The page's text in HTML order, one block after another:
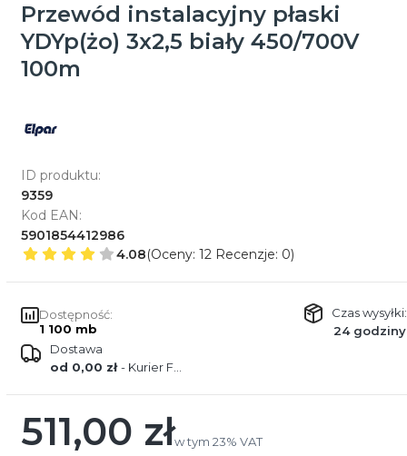
Przewód instalacyjny płaski
YDYp(żo) 3x2,5 biały 450/700V
100m
ID produktu:
9359
Kod EAN:
5901854412986
4.08(Oceny: 12 Recenzje: 0)
Dostępność:
1 100 mb
Czas wysyłki:
24 godziny
Dostawa
od 0,00 zł- Kurier FEDEX
Cena
511,00 złw tym 23% VAT
w tym 23% VAT